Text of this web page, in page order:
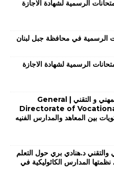
الامتحانات الرسمية لشهادة الاجازة
الرسمية في محافظة جبل لبنان
الامتحانات الرسمية لشهادة الاجازة
اجتماع في المديرية العامة للتعليم المهني و التقني | General
Directorate of
بين المعاهد والمدارس الفنيه
والتقني د.هنادي بري حول التعلم
نظمتها المدارس الكاثوليكية في